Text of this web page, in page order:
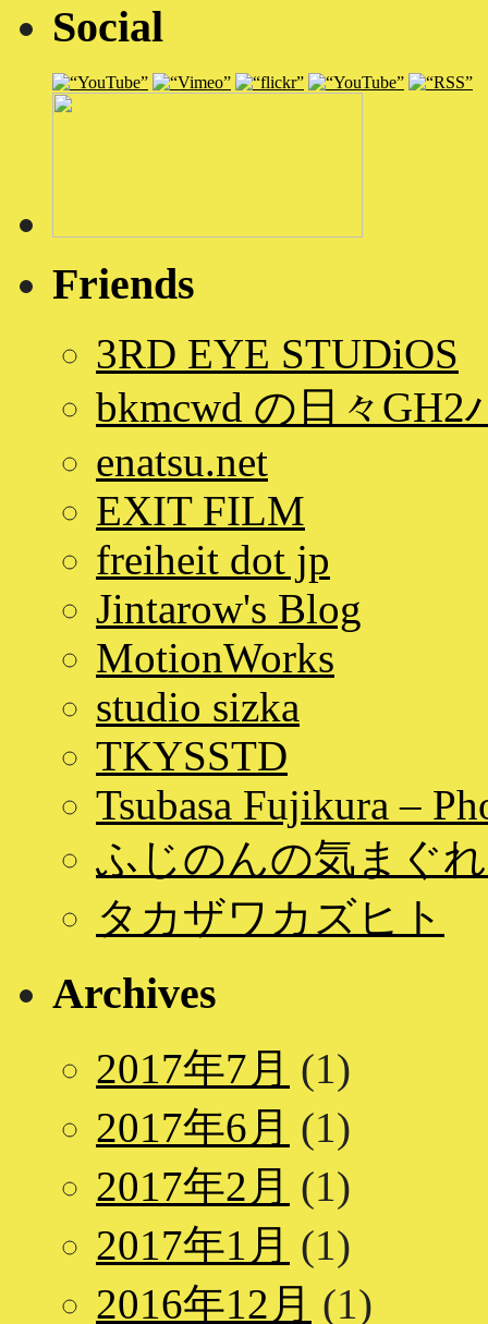
Social
Friends
3RD EYE STUDiOS
bkmcwd の日々GH2
enatsu.net
EXIT FILM
freiheit dot jp
Jintarow's Blog
MotionWorks
studio sizka
TKYSSTD
Tsubasa Fujikura –
ふじのんの気まぐ
タカザワカズヒト
Archives
2017年7月 (1)
2017年6月 (1)
2017年2月 (1)
2017年1月 (1)
2016年12月 (1)